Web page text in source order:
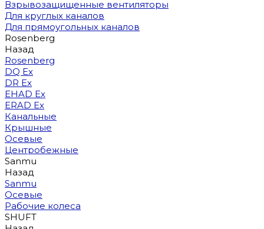
Взрывозащищенные вентиляторы
Для круглых каналов
Для прямоугольных каналов
Rosenberg
Назад
Rosenberg
DQ Ex
DR Ex
EHAD Ex
ERAD Ex
Канальные
Крышные
Осевые
Центробежные
Sanmu
Назад
Sanmu
Осевые
Рабочие колеса
SHUFT